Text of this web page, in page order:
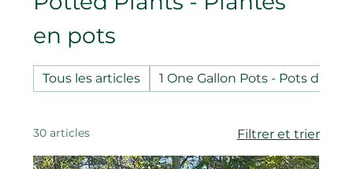
en pots
Tous les articles 1 One Gallon Pots - Pots d'un
30 articles Filtrer et trier